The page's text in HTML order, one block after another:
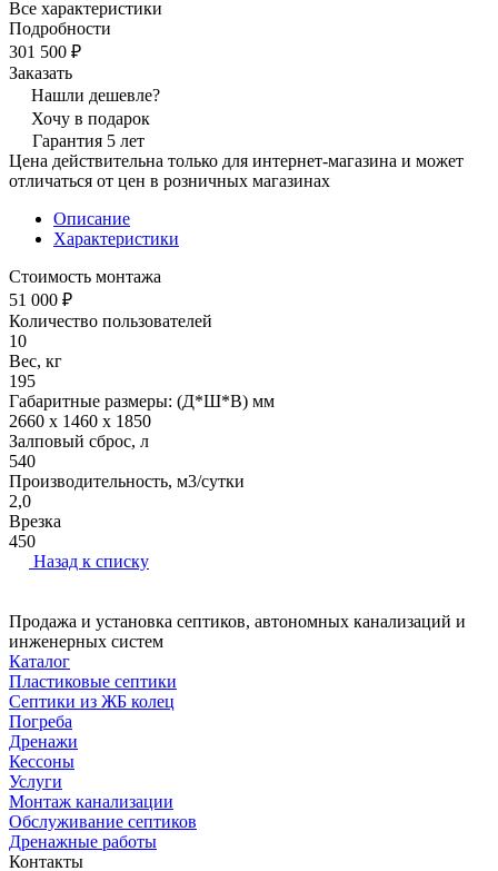
Все характеристики
Подробности
301 500 ₽
Заказать
Нашли дешевле?
Хочу в подарок
Гарантия 5 лет
Цена действительна только для интернет-магазина и может
отличаться от цен в розничных магазинах
Описание
Характеристики
Стоимость монтажа
51 000 ₽
Количество пользователей
10
Вес, кг
195
Габаритные размеры: (Д*Ш*В) мм
2660 x 1460 x 1850
Залповый сброс, л
540
Производительность, м3/сутки
2,0
Врезка
450
Назад к списку
Продажа и установка септиков, автономных канализаций и
инженерных систем
Каталог
Пластиковые септики
Септики из ЖБ колец
Погреба
Дренажи
Кессоны
Услуги
Монтаж канализации
Обслуживание септиков
Дренажные работы
Контакты